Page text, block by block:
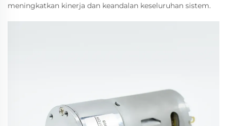
meningkatkan kinerja dan keandalan keseluruhan sistem.